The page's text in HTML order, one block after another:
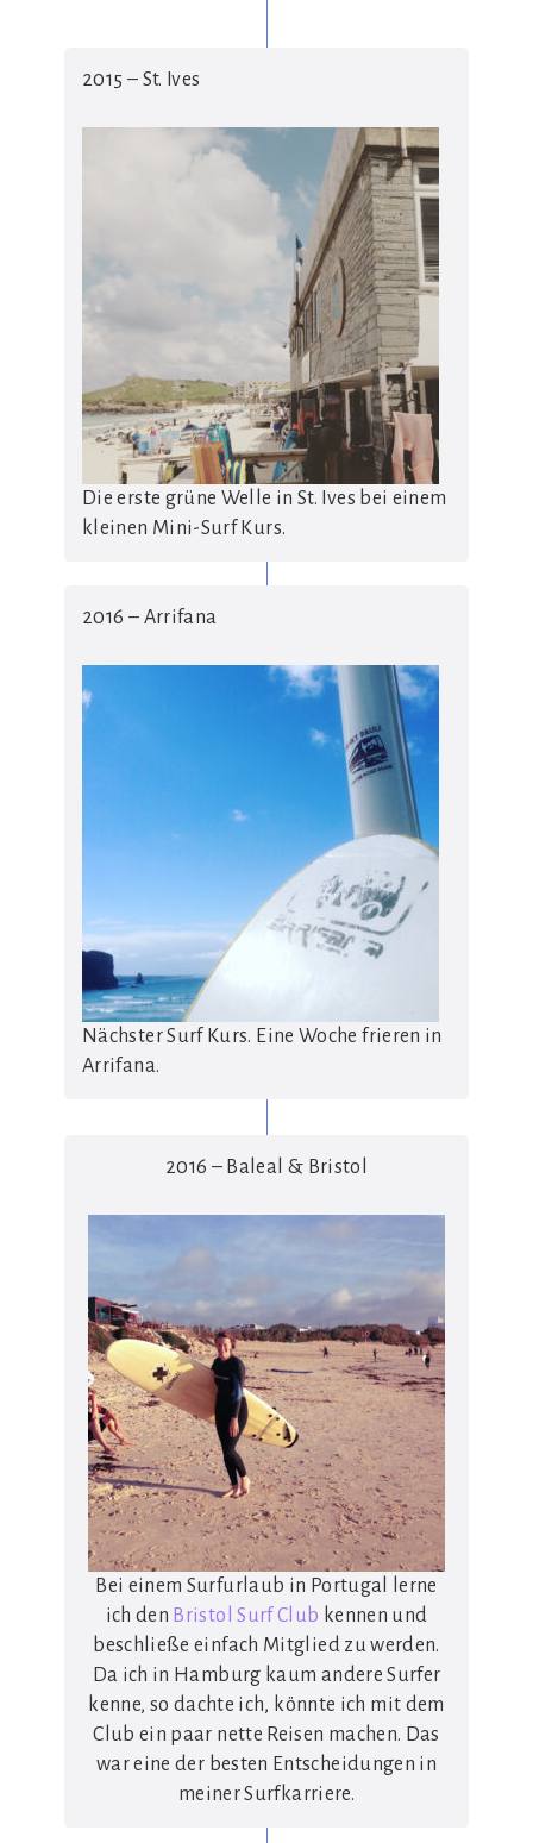
2015 – St. Ives
Die erste grüne Welle in St. Ives bei einem
kleinen Mini-Surf Kurs.
2016 – Arrifana
Nächster Surf Kurs. Eine Woche frieren in
Arrifana.
2016 – Baleal & Bristol
Bei einem Surfurlaub in Portugal lerne
ich den Bristol Surf Club kennen und
beschließe einfach Mitglied zu werden.
Da ich in Hamburg kaum andere Surfer
kenne, so dachte ich, könnte ich mit dem
Club ein paar nette Reisen machen. Das
war eine der besten Entscheidungen in
meiner Surfkarriere.